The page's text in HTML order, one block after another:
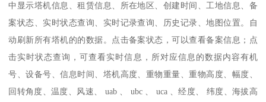
中显示塔机信息、租赁信息、所在地区、创建时间、工地信息、备
案状态、实时状态查询、实时记录查询、历史记录、地图位置。自
动刷新所有塔机的的数据。点击备案状态，可以查看备案信息；点
击实时状态查询，可查看实时信息，所对应信息的数据内容有机
号、设备号、信息时间、塔机高度、重物重量、重物高度、幅度、
回转角度、温度、风速、 uab 、 ubc 、 uca 、经度、 纬度、海拔高